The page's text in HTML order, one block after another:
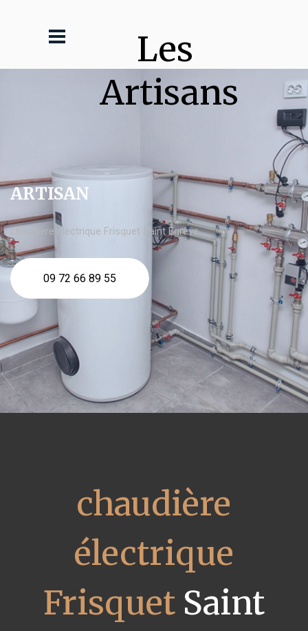
Les
Artisans
ARTISAN
chaudière électrique Frisquet Saint Égrève
09 72 66 89 55
chaudière
électrique
FrisquetSaint